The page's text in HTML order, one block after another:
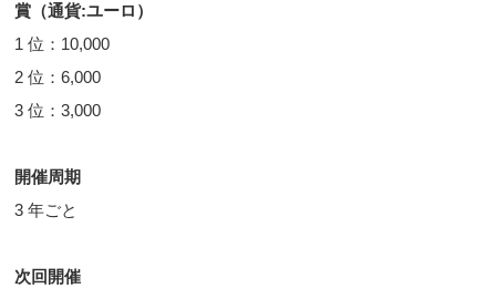
賞（通貨:ユーロ）
1 位：10,000
2 位：6,000
3 位：3,000
開催周期
3 年ごと
次回開催